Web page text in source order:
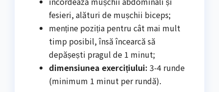
fesieri, alături de mușchii biceps;
menține poziția pentru cât mai mult
timp posibil, însă încearcă să
depășești pragul de 1 minut;
dimensiunea exercițiului: 3-4 runde
(minimum 1 minut per rundă).